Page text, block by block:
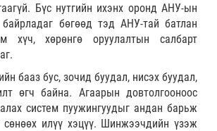
Бүс нутгийн ихэнх оронд АНУ-ын
байрладаг бөгөөд тэд АНУ-тай батлан
хүч, хөрөнгө оруулалтын салбарт
бааз бус, зочид буудал, нисэх буудал,
өгч байна. Агаарын довтолгооноос
систем пуужингуудыг андан барьж
илүү хэцүү. Шинжээчдийн үзэж